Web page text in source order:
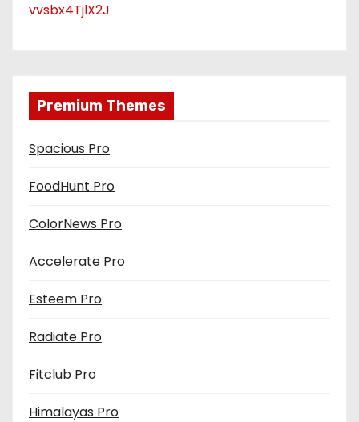
vvsbx4TjlX2J
Premium Themes
Spacious Pro
FoodHunt Pro
ColorNews Pro
Accelerate Pro
Esteem Pro
Radiate Pro
Fitclub Pro
Himalayas Pro